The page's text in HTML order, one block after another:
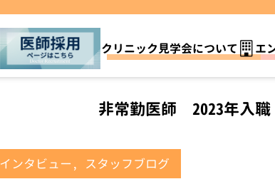
クリニック見学会について
エ
非常勤医師 2023年入職
インタビュー, スタッフブログ